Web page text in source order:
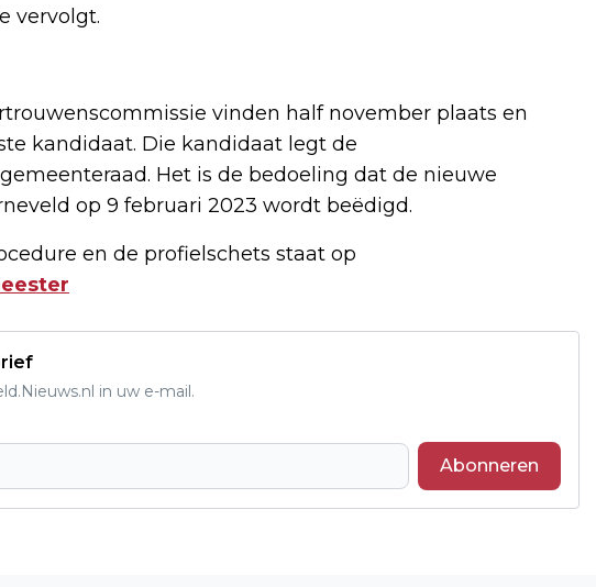
vervolgt.
vinden half november plaats en
kandidaat. Die kandidaat legt de
Het is de bedoeling dat de nieuwe
op 9 februari 2023 wordt beëdigd.
en de profielschets staat op
in uw e-mail.
Abonneren